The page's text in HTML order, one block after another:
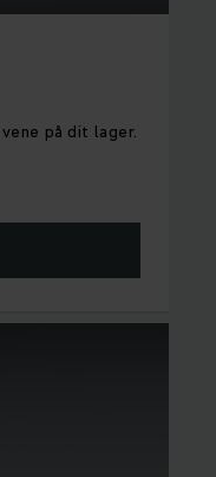
på dit lager.